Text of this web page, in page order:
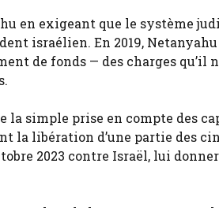
en exigeant que le système
israélien. En 2019,
de fonds — des charges qu’il
la simple prise en compte des
la libération d’une partie des
2023 contre Israël, lui